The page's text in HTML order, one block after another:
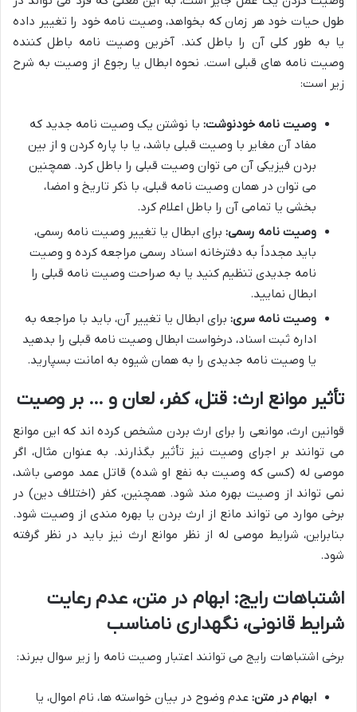
طول حیات خود هر زمان که بخواهد، وصیت نامه خود را تغییر داده
یا به طور کلی آن را باطل کند. آخرین وصیت نامه باطل کننده
وصیت نامه های قبلی است. نحوه ابطال یا رجوع از وصیت به شرح
زیر است:
وصیت نامه خودنوشت: با نوشتن یک وصیت نامه جدید که
مفاد آن مغایر با وصیت قبلی باشد، یا با پاره کردن و از بین
بردن فیزیکی آن می توان وصیت قبلی را باطل کرد. همچنین
می توان در همان وصیت نامه قبلی، با ذکر تاریخ و امضا،
بخشی یا تمامی آن را باطل اعلام کرد.
وصیت نامه رسمی: برای ابطال یا تغییر وصیت نامه رسمی،
باید مجدداً به دفترخانه اسناد رسمی مراجعه کرده و وصیت
نامه جدیدی تنظیم کنید یا به صراحت وصیت نامه قبلی را
ابطال نمایید.
وصیت نامه سری: برای ابطال یا تغییر آن، باید با مراجعه به
اداره ثبت اسناد، درخواست ابطال وصیت نامه قبلی را بدهید
یا وصیت نامه جدیدی را به همان شیوه به امانت بسپارید.
تأثیر موانع ارث: قتل، کفر، لعان و … بر وصیت
قوانین ارث، موانعی را برای ارث بردن مشخص کرده اند که این موانع
می توانند بر اجرای وصیت نیز تأثیر بگذارند. به عنوان مثال، اگر
موصی له (کسی که وصیت به نفع او شده) قاتل عمد موصی باشد،
نمی تواند از وصیت بهره مند شود. همچنین، کفر (اختلاف دین) در
برخی موارد می تواند مانع از ارث بردن یا بهره مندی از وصیت شود.
بنابراین، شرایط موصی له از نظر موانع ارث نیز باید در نظر گرفته
شود.
اشتباهات رایج: ابهام در متن، عدم رعایت
شرایط قانونی، نگهداری نامناسب
برخی اشتباهات رایج می توانند اعتبار وصیت نامه را زیر سوال ببرند:
ابهام در متن: عدم وضوح در بیان خواسته ها، نام اموال، یا